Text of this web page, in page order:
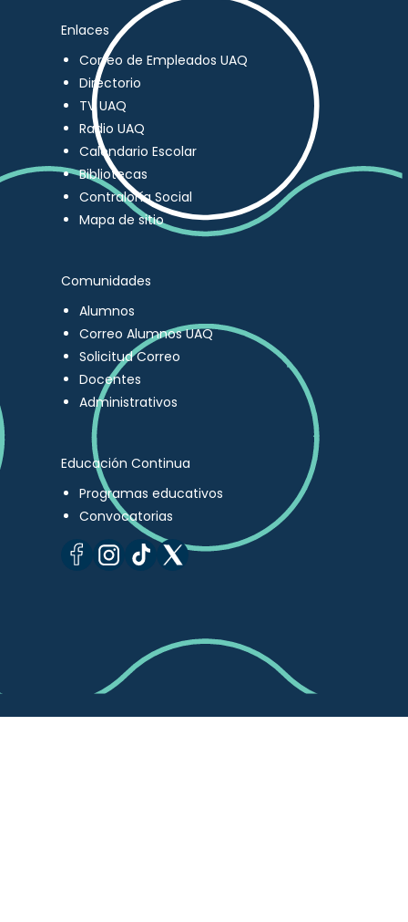
Enlaces
Correo de Empleados UAQ
Directorio
TV UAQ
Radio UAQ
Calendario Escolar
Bibliotecas
Contraloría Social
Mapa de sitio
Comunidades
Alumnos
Correo Alumnos UAQ
Solicitud Correo
Docentes
Administrativos
Educación Continua
Programas educativos
Convocatorias